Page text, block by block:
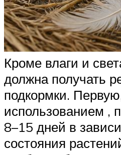
Кроме влаги и
должна получать
подкормки.
использованием ,
8–15 дней в
состояния